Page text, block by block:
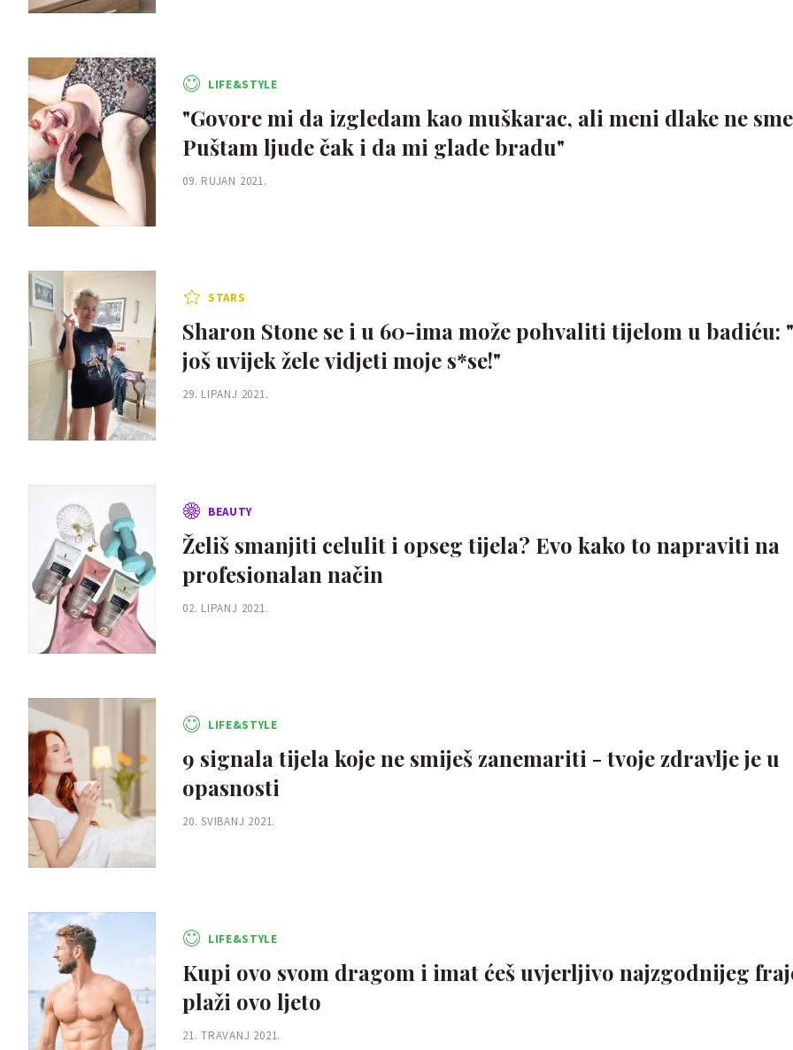
LIFE&STYLE
"Govore mi da izgledam kao muškarac, ali meni dlake ne
Puštam ljude čak i da mi glade bradu"
09. RUJAN 2021.
STARS
Sharon Stone se i u 60-ima može pohvaliti tijelom u badiću:
još uvijek žele vidjeti moje s*se!"
29. LIPANJ 2021.
BEAUTY
Želiš smanjiti celulit i opseg tijela? Evo kako to napraviti na
profesionalan način
02. LIPANJ 2021.
LIFE&STYLE
9 signala tijela koje ne smiješ zanemariti - tvoje zdravlje je u
opasnosti
20. SVIBANJ 2021.
LIFE&STYLE
Kupi ovo svom dragom i imat ćeš uvjerljivo najzgodnijeg
plaži ovo ljeto
21. TRAVANJ 2021.